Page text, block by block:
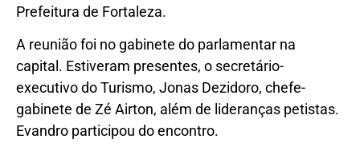
Prefeitura de Fortaleza.
A reunião foi no gabinete do parlamentar na
capital. Estiveram presentes, o secretário-
executivo do Turismo, Jonas Dezidoro, chefe-
gabinete de Zé Airton, além de lideranças petistas.
Evandro participou do encontro.